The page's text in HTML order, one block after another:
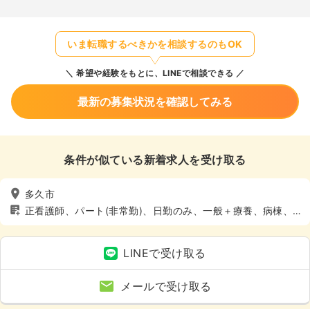
いま転職するべきかを相談するのもOK
希望や経験をもとに、LINEで相談できる
最新の募集状況を確認してみる
条件が似ている新着求人を受け取る
多久市
正看護師、パート(非常勤)、日勤のみ、一般＋療養、病棟、4
週8休以上
LINEで受け取る
メールで受け取る